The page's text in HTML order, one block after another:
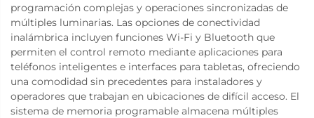
programación complejas y operaciones sincronizadas de
múltiples luminarias. Las opciones de conectividad
inalámbrica incluyen funciones Wi-Fi y Bluetooth que
permiten el control remoto mediante aplicaciones para
teléfonos inteligentes e interfaces para tabletas, ofreciendo
una comodidad sin precedentes para instaladores y
operadores que trabajan en ubicaciones de difícil acceso. El
sistema de memoria programable almacena múltiples